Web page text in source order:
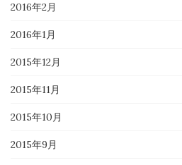
2016年2月
2016年1月
2015年12月
2015年11月
2015年10月
2015年9月